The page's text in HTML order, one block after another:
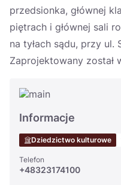
przedsionka, głównej
piętrach i głównej sali
na tyłach sądu, przy ul.
Zaprojektowany został
Informacje
Dziedzictwo kulturowe
Telefon
+48323174100